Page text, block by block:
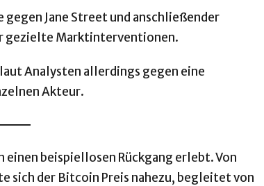
Jane Street und anschließender
gezielte Marktinterventionen.
Analysten allerdings gegen eine
Akteur.
beispiellosen Rückgang erlebt. Von
sich der Bitcoin Preis nahezu, begleitet von